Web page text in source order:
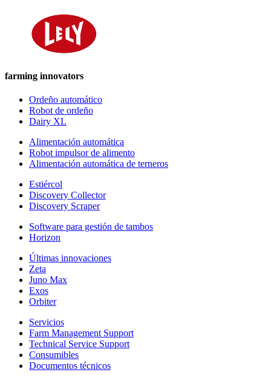
farming innovators
Ordeño automático
Robot de ordeño
Dairy XL
Alimentación automática
Robot impulsor de alimento
Alimentación automática de terneros
Estiércol
Discovery Collector
Discovery Scraper
Software para gestión de tambos
Horizon
Últimas innovaciones
Zeta
Juno Max
Exos
Orbiter
Servicios
Farm Management Support
Technical Service Support
Consumibles
Documentos técnicos